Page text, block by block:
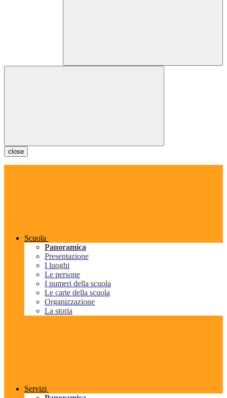
close
Scuola
Panoramica
Presentazione
I luoghi
Le persone
I numeri della scuola
Le carte della scuola
Organizzazione
La storia
Servizi